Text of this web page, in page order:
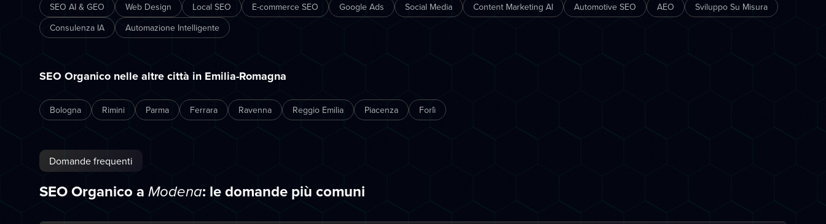
SEO AI & GEO Web Design Local SEO E-commerce SEO Google Ads Social Media Content Marketing AI Automotive SEO AEO
Sviluppo Su Misura
Consulenza IA
Automazione Intelligente
SEO Organico nelle altre città in Emilia-Romagna
Bologna Rimini Parma Ferrara Ravenna Reggio Emilia Piacenza Forlì
Domande frequenti
SEO Organico a Modena: le domande più comuni